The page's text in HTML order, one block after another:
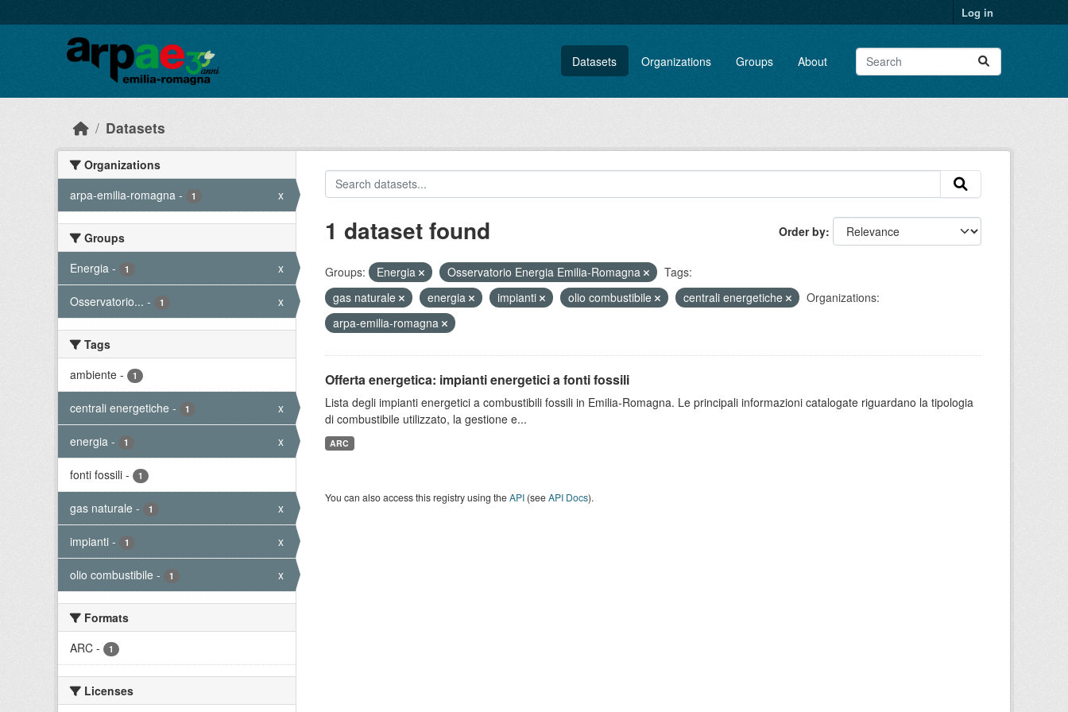
Log in
Datasets Organizations Groups About
Datasets
Organizations
arpa-emilia-romagna - 1 x
Groups
Energia - 1 x
Osservatorio... - 1 x
Tags
ambiente - 1
centrali energetiche - 1 x
energia - 1 x
fonti fossili - 1
gas naturale - 1 x
impianti - 1 x
olio combustibile - 1 x
Formats
ARC - 1
Licenses
Order by
1 dataset found
Groups: Energia Osservatorio Energia Emilia-Romagna
Tags:
gas naturale
energia impianti olio combustibile centrali energetiche
Organizations:
arpa-emilia-romagna
Offerta energetica: impianti energetici a fonti fossili
Lista degli impianti energetici a combustibili fossili in Emilia-Romagna. Le principali informazioni catalogate riguardano la tipologia
di combustibile utilizzato, la gestione e...
ARC
You can also access this registry using theAPI(seeAPI Docs).